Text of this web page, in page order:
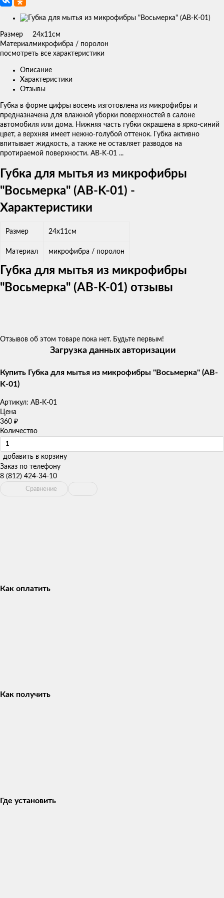
Изображения
товаров
Размер
24х11см
Материалмикрофибра / поролон
посмотреть все характеристики
Описание
Характеристики
Отзывы
Губка в форме цифры восемь изготовлена из микрофибры и
предназначена для влажной уборки поверхностей в салоне
автомобиля или дома. Нижняя часть губки окрашена в ярко-синий
цвет, а верхняя имеет нежно-голубой оттенок. Губка активно
впитывает жидкость, а также не оставляет разводов на
протираемой поверхности. AB-K-01 ...
Губка для мытья из микрофибры
"Восьмерка" (AB-K-01) -
Характеристики
Размер 24х11см
Материал микрофибра / поролон
Губка для мытья из микрофибры
"Восьмерка" (AB-K-01) отзывы
Отзывов об этом товаре пока нет. Будьте первым!
Загрузка данных авторизации
Купить Губка для мытья из микрофибры "Восьмерка" (AB-
K-01)
Артикул: AB-K-01
Цена
360 ₽
Количество
добавить в корзину
Заказ по телефону
8 (812) 424-34-10
Сравнение
Как оплатить
Как получить
Где установить